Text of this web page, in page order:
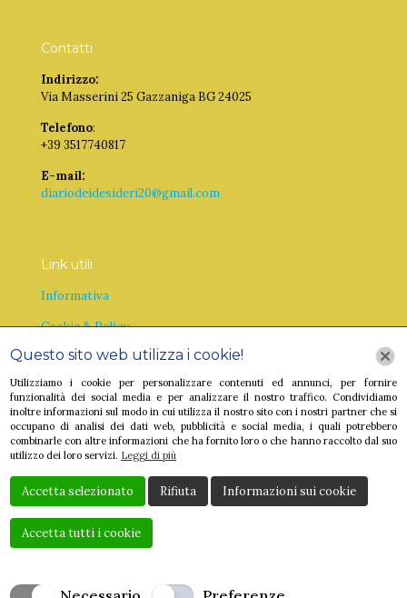
Contatti
Indirizzo:
Via Masserini 25 Gazzaniga BG 24025
Telefono:
+39 3517740817
E-mail:
diariodeidesideri20@gmail.com
Link utili
Informativa
Cookie & Policy
Copyrights © 2023 GEANINA BURCA - P. IVA
Questo sito web utilizza i cookie!
Utilizziamo i cookie per personalizzare contenuti ed annunci, per fornire
funzionalità dei social media e per analizzare il nostro traffico. Condividiamo
inoltre informazioni sul modo in cui utilizza il nostro sito con i nostri partner che si
occupano di analisi dei dati web, pubblicità e social media, i quali potrebbero
combinarle con altre informazioni che ha fornito loro o che hanno raccolto dal suo
utilizzo dei loro servizi. Leggi di più
Accetta selezionato Rifiuta Informazioni sui cookie
Accetta tutti i cookie